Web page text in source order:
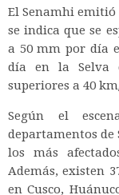
El Senamhi emitió
se indica que se
a 50 mm por día
día en la Selva
superiores a 40
Según el
departamentos de
los más
Además, existen
en Cusco,